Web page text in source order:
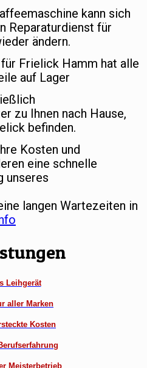
kann sich
Reparaturdienst für
ändern.
Frielick Hamm hat alle
auf Lager
zu Ihnen nach Hause,
befinden.
Kosten und
eine schnelle
unseres
langen Wartezeiten in
Leihgerät
aller Marken
Kosten
Meisterbetrieb